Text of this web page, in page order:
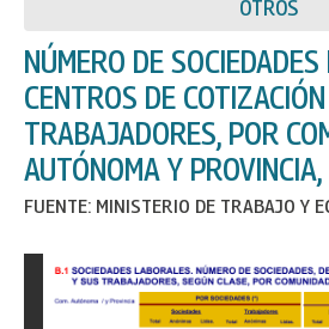
OTROS
NÚMERO DE
CENTROS DE
TRABAJADORES, POR
AUTÓNOMA Y
FUENTE: MINISTERIO DE TRABAJO Y